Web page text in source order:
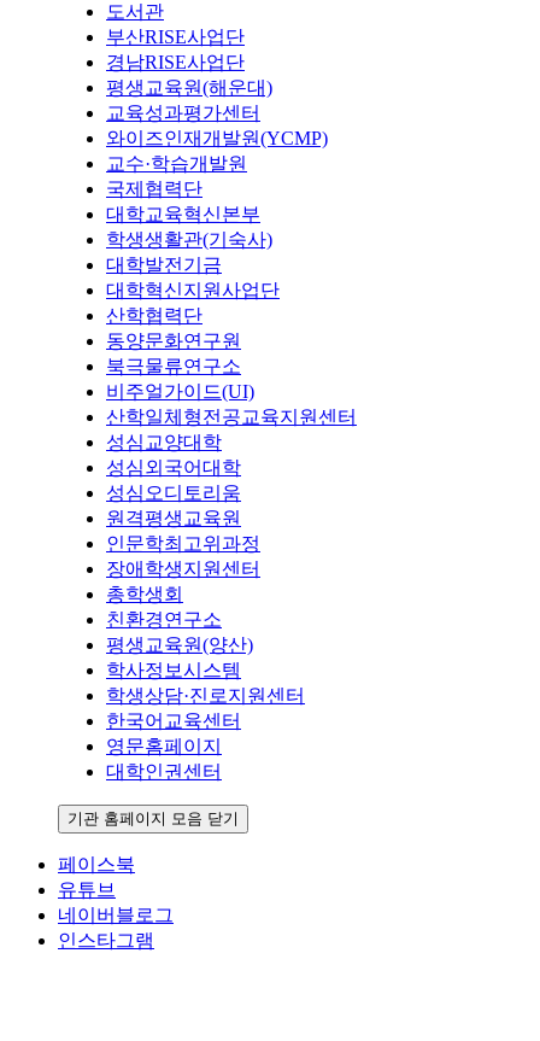
도서관
부산RISE사업단
경남RISE사업단
평생교육원(해운대)
교육성과평가센터
와이즈인재개발원(YCMP)
교수·학습개발원
국제협력단
대학교육혁신본부
학생생활관(기숙사)
대학발전기금
대학혁신지원사업단
산학협력단
동양문화연구원
북극물류연구소
비주얼가이드(UI)
산학일체형전공교육지원센터
성심교양대학
성심외국어대학
성심오디토리움
원격평생교육원
인문학최고위과정
장애학생지원센터
총학생회
친환경연구소
평생교육원(양산)
학사정보시스템
학생상담·진로지원센터
한국어교육센터
영문홈페이지
대학인권센터
기관 홈페이지 모음 닫기
페이스북
유튜브
네이버블로그
인스타그램